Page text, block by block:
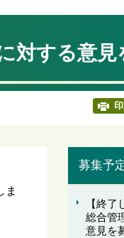
対する意
ま
募集予
【終
総合管
意見を